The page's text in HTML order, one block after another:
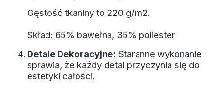
Gęstość tkaniny to 220 g/m2.
Skład: 65% bawełna, 35% poliester
Detale Dekoracyjne: Staranne wykonanie
sprawia, że każdy detal przyczynia się do
estetyki całości.